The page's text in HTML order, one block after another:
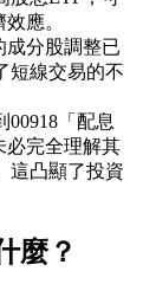
應。
成分股調整已
短線交易的不
00918「配息
必完全理解其
這凸顯了投資
麼？